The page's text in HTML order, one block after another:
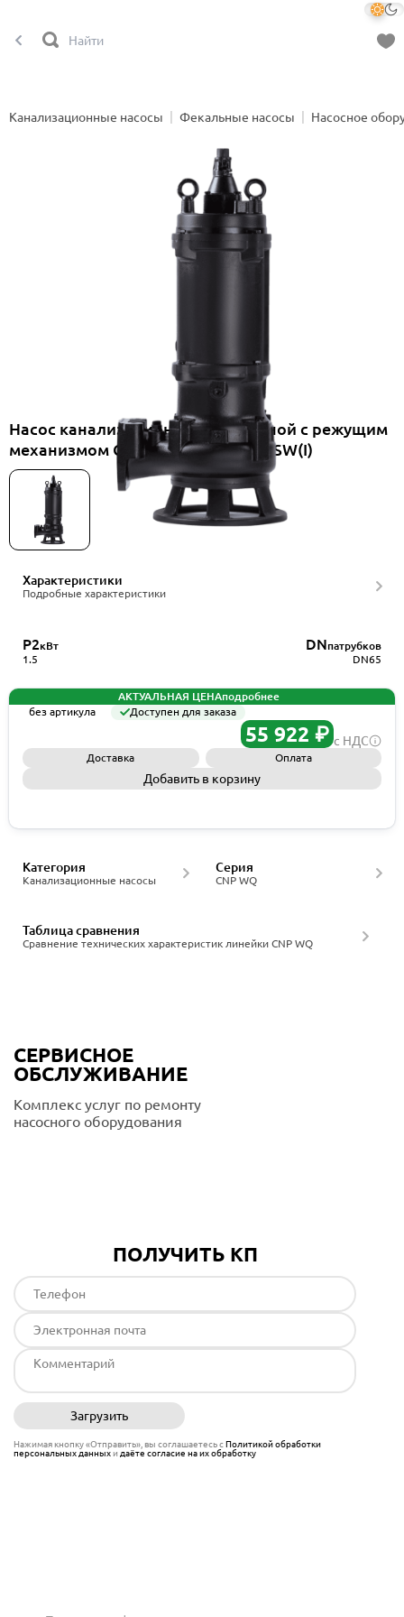
Канализационные насосы Фекальные насосы Насосное
Насос канализационный погружной с режущим
механизмом CNP 65WQ25-10-1.5ESW(I)
Характеристики
Подробные характеристики
P2кВт
1.5
DNпатрубков
DN65
АКТУАЛЬНАЯ ЦЕНАподробнее
без артикула
Доступен для заказа
55 922 ₽ с НДС
Доставка Оплата
Добавить в корзину
Канализационные насосы
Категория
CNP WQ
Серия
Сравнение технических характеристик линейки CNP WQ
Таблица сравнения
СЕРВИСНОЕ
ОБСЛУЖИВАНИЕ
Комплекс услуг по ремонту
насосного оборудования
ПОЛУЧИТЬ КП
Загрузить
Нажимая кнопку «Отправить», вы соглашаетесь сПолитикой обработки
персональных данныхи даёте согласие на их обработку